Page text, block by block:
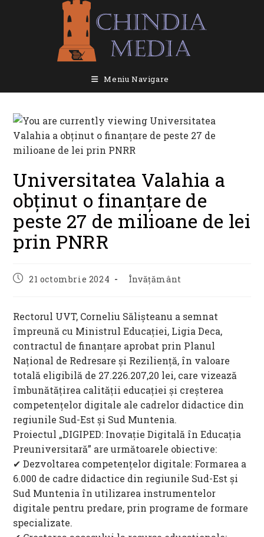
Meniu Navigare
Universitatea Valahia a
obținut o finanțare de
peste 27 de milioane de lei
prin PNRR
Post21 octombrie 2024
Post
Învățământ
Rectorul UVT, Corneliu Sălișteanu a semnat
împreună cu Ministrul Educației, Ligia Deca,
contractul de finanțare aprobat prin Planul
Național de Redresare și Reziliență, în valoare
totală eligibilă de 27.226.207,20 lei, care vizează
îmbunătățirea calității educației și creșterea
competențelor digitale ale cadrelor didactice din
regiunile Sud-Est și Sud Muntenia.
Proiectul „DIGIPED: Inovație Digitală în Educația
Preuniversitară” are următoarele obiective:
✔ Dezvoltarea competențelor digitale: Formarea a
6.000 de cadre didactice din regiunile Sud-Est și
Sud Muntenia în utilizarea instrumentelor
digitale pentru predare, prin programe de formare
specializate.